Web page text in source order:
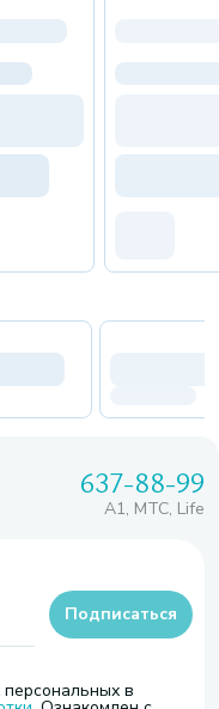
637-88-99
A1, МТС, Life
в
Подписаться